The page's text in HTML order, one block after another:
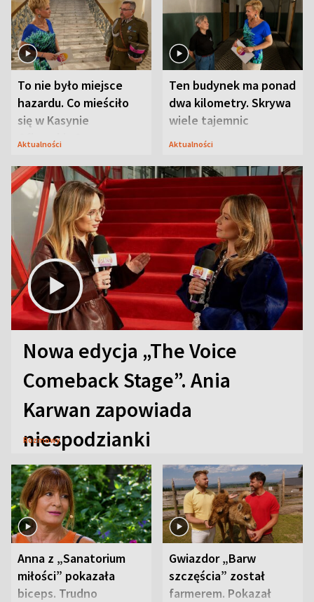
To nie było miejsce
hazardu. Co mieściło
się w Kasynie
Oficerskim?
Aktualności
Ten budynek ma ponad
dwa kilometry. Skrywa
wiele tajemnic
Aktualności
Nowa edycja „The Voice
Comeback Stage”. Ania
Karwan zapowiada
niespodzianki
Rozmowy
Anna z „Sanatorium
miłości” pokazała
biceps. Trudno
Gwiazdor „Barw
szczęścia” został
farmerem. Pokazał